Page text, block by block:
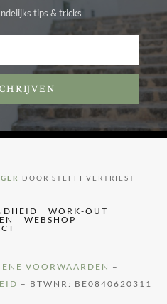
tips & tricks
DOOR STEFFI VERTRIEST
WORK-OUT
WEBSHOP
VOORWAARDEN –
– BTWNR: BE0840620311